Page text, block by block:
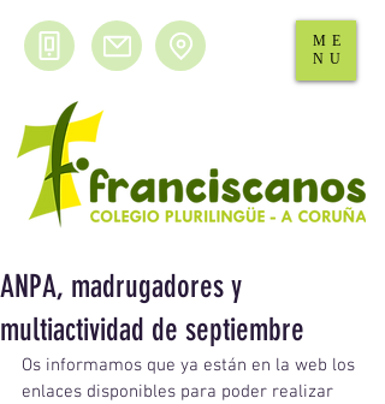
ME
NU
ANPA, madrugadores y
multiactividad de septiembre
Os informamos que ya están en la web los
enlaces disponibles para poder realizar